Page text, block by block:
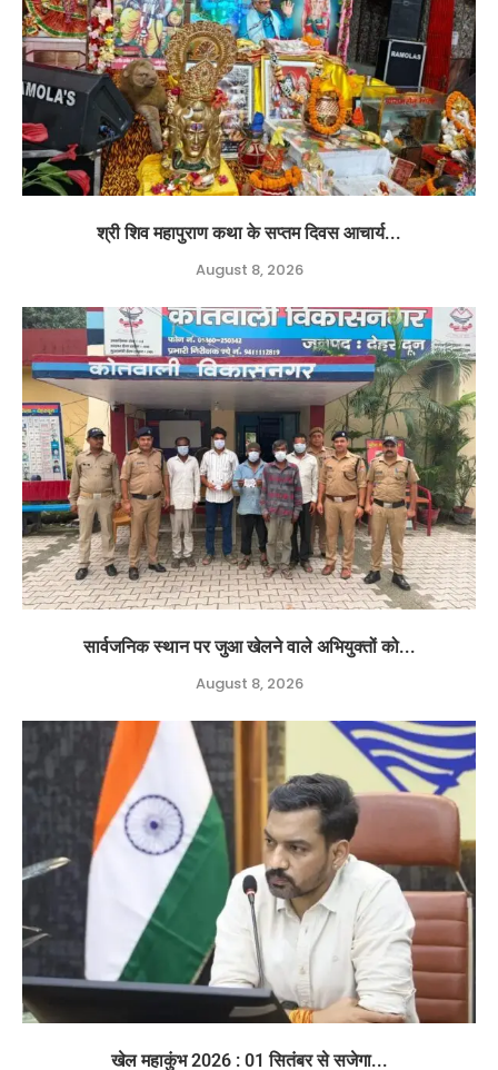
श्री शिव महापुराण कथा के सप्तम दिवस आचार्य...
August 8, 2026
सार्वजनिक स्थान पर जुआ खेलने वाले अभियुक्तों को...
August 8, 2026
खेल महाकुंभ 2026 : 01 सितंबर से सजेगा...